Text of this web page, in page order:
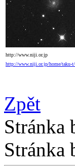
http://www.niji.or.jp
http://www.niji.or.jp/home/taku-
Zpět
Stránka
Stránka